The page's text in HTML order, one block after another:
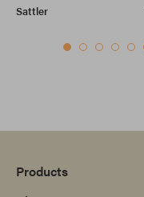
Sattler
Products